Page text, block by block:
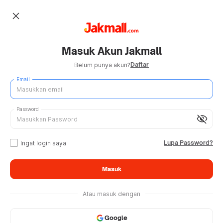
close
Masuk Akun Jakmall
Belum punya akun?Daftar
Email
visibility_off
Password
Ingat login saya Lupa Password?
Masuk
Atau masuk dengan
Google